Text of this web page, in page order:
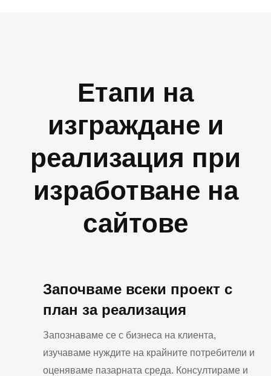
Етапи на
изграждане и
реализация при
изработване на
сайтове
Започваме всеки проект с
план за реализация
Запознаваме се с бизнеса на клиента,
изучаваме нуждите на крайните потребители и
оценяваме пазарната среда. Консултираме и